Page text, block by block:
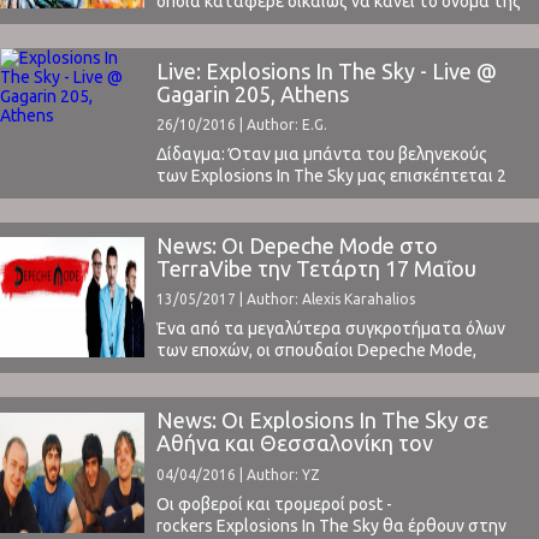
γνωστό και να προκαλέσει αίσθηση στη
μουσική σκηνή της χώρας. Η ποιότητα των
μέχρι τώρα EPs/Singles που έχουν
κυκλοφορήσει και των live εμφανίσεών τους
έχουν δημιουργήσει αρκετά ανεβασμένες
προσδοκίες για το πρώτο ολοκληρωμένο
δισκογραφικό ...
Live: Explosions In The Sky - Live @
Gagarin 205, Athens
26/10/2016 | Author: E.G.
Δίδαγμα: Όταν μια μπάντα του βεληνεκούς
των Explosions In The Sky μας επισκέπτεται 2
φορές στην Αθήνα πρέπει να τους βλέπουμε και
τις 2 φορές.Αυτό.-Κλασική εφαρμογή του
"θεωρήματος" οι εμφανίσεις των Radiohead το
2000 στο Λυκαβηττό... Explosions In The Sky -
Live @ Gagarin 205, Athens (Day 1) Το Σάββατο η
προθέρμανση σε ένα ...
News: Οι Depeche Mode στο
TerraVibe την Τετάρτη 17 Μαΐου
13/05/2017 | Author: Alexis Karahalios
Ένα από τα μεγαλύτερα συγκροτήματα όλων
των εποχών, οι σπουδαίοι Depeche Mode,
επιστρέφουν στην Αθήνα, παράλληλα με την
κυκλοφορία του νέου του άλμπου "Spirit" μέσα
στο 2017 (διαβάστε την κριτική μας
εδώ)Οι αγαπημένοι στη χώρα μας Raveonettes
θα ανοίξουν τη συναυλία τους στην Αθήνα,
γεγονός που αποτελεί έναν επιπλεόν λόγο να ...
News: Οι Explosions In The Sky σε
Αθήνα και Θεσσαλονίκη τον
Οκτώβριο
04/04/2016 | Author: YZ
Οι φοβεροί και τρομεροί post -
rockers Explosions In The Sky θα έρθουν στην